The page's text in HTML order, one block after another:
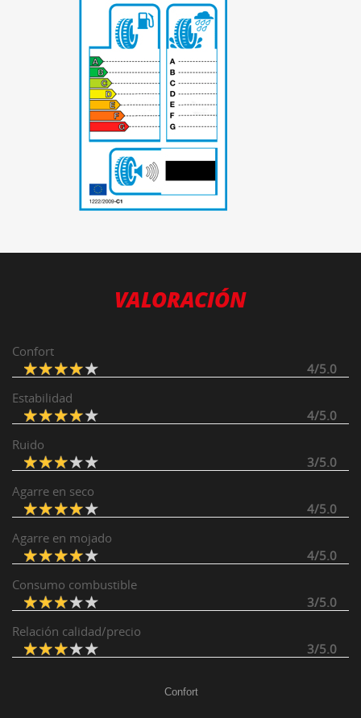
VALORACIÓN
Confort
4/5.0
Estabilidad
4/5.0
Ruido
3/5.0
Agarre en seco
4/5.0
Agarre en mojado
4/5.0
Consumo combustible
3/5.0
Relación calidad/precio
3/5.0
Confort